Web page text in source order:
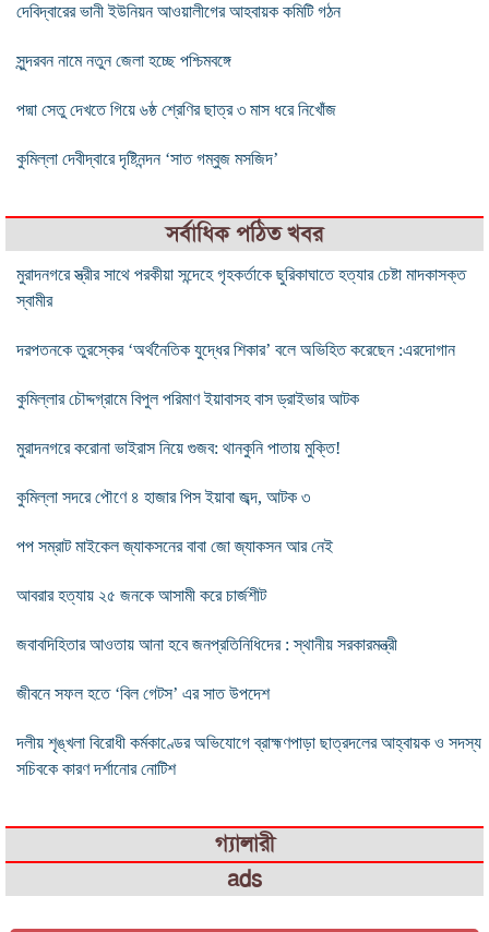
দেবিদ্বারের ভানী ইউনিয়ন আওয়ালীগের আহবায়ক কমিটি গঠন
সুন্দরবন নামে নতুন জেলা হচ্ছে পশ্চিমবঙ্গে
পদ্মা সেতু দেখতে গিয়ে ৬ষ্ঠ শ্রেণির ছাত্র ৩ মাস ধরে নিখোঁজ
কুমিল্লা দেবীদ্বারে দৃষ্টিনন্দন ‘সাত গম্বুজ মসজিদ’
সর্বাধিক পঠিত খবর
মুরাদনগরে স্ত্রীর সাথে পরকীয়া সন্দেহে গৃহকর্তাকে ছুরিকাঘাতে হত্যার চেষ্টা মাদকাসক্ত
স্বামীর
দরপতনকে তুরস্কের ‘অর্থনৈতিক যুদ্ধের শিকার’ বলে অভিহিত করেছেন :এরদোগান
কুমিল্লার চৌদ্দগ্রামে বিপুল পরিমাণ ইয়াবাসহ বাস ড্রাইভার আটক
মুরাদনগরে করোনা ভাইরাস নিয়ে গুজব: থানকুনি পাতায় মুক্তি!
কুমিল্লা সদরে পৌণে ৪ হাজার পিস ইয়াবা জব্দ, আটক ৩
পপ সম্রাট মাইকেল জ্যাকসনের বাবা জো জ্যাকসন আর নেই
আবরার হত্যায় ২৫ জনকে আসামী করে চার্জশীট
জবাবদিহিতার আওতায় আনা হবে জনপ্রতিনিধিদের : স্থানীয় সরকারমন্ত্রী
জীবনে সফল হতে ‘বিল গেটস’ এর সাত উপদেশ
দলীয় শৃঙ্খলা বিরোধী কর্মকাণ্ডের অভিযোগে ব্রাহ্মণপাড়া ছাত্রদলের আহ্বায়ক ও সদস্য
সচিবকে কারণ দর্শানোর নোটিশ
গ্যালারী
ads